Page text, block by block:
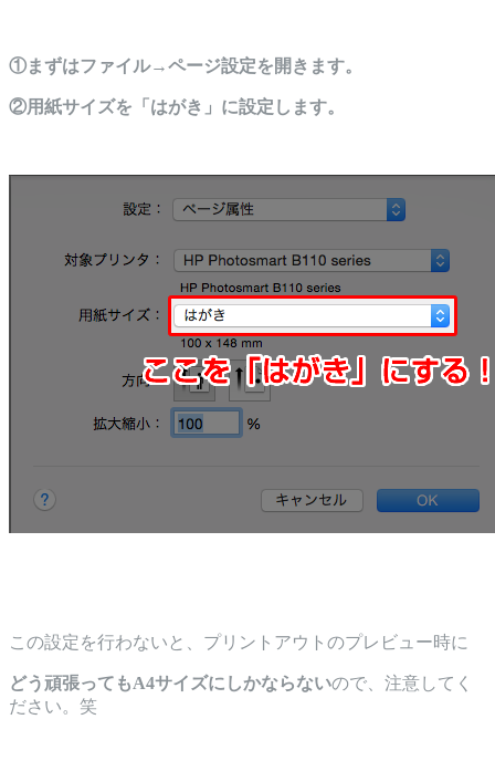
①まずはファイル→ページ設定を開きます。
②用紙サイズを「はがき」に設定します。
この設定を行わないと、プリントアウトのプレビュー時に
どう頑張ってもA4サイズにしかならないので、注意してく
ださい。笑